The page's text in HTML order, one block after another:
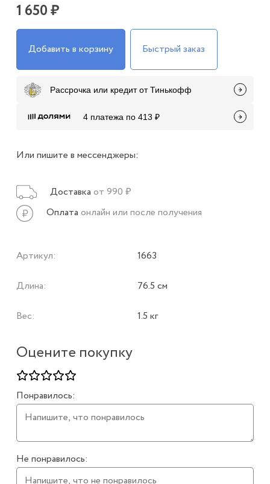
Оцените покупку
Понравилось:
Не понравилось:
1 650 ₽
Добавить в корзину Быстрый заказ
Рассрочка или кредит от Тинькофф
4 платежа по 413 ₽
Или пишите в мессенджеры:
Доставка от 990 ₽
Оплата онлайн или после получения
Артикул: 1663
Длина: 76.5 см
Вес: 1.5 кг